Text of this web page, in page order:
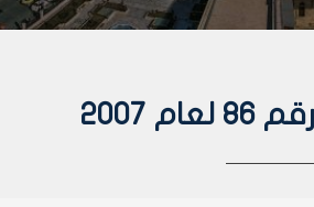
2007